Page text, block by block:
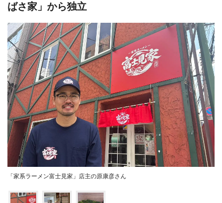
ばさ家」から独立
「家系ラーメン富士見家」店主の原康彦さん